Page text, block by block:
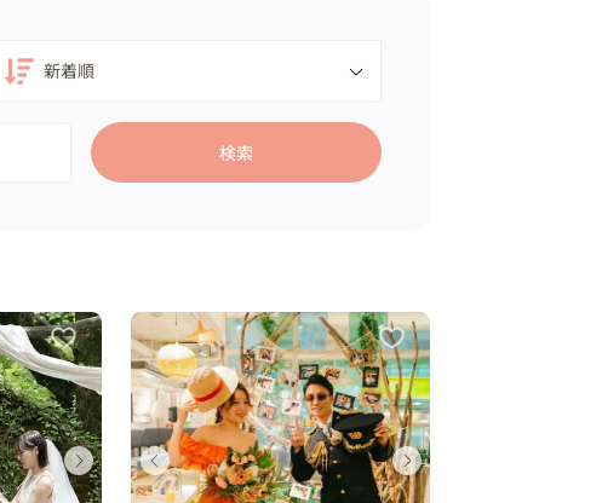
検索
ウェディング
ウェディング
ウェディング
ウェディング